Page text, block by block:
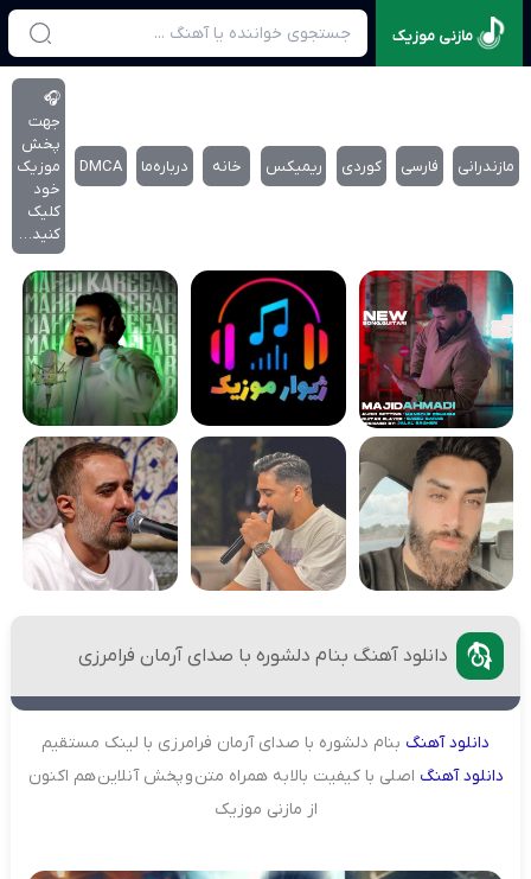
مازنی موزیک
مازندرانی فارسی کوردی ریمیکس خانه درباره‌‌ما DMCA
🎧
جهت
پخش
موزیک
خود
کلیک
کنید…
دانلود آهنگ بنام دلشوره با صدای آرمان فرامرزی
دانلودآهنگ بنام دلشوره با صدای آرمان فرامرزی با لینک مستقیم
دانلودآهنگ اصلی با کیفیت بالا به همراه متن و پخش آنلاین هم اکنون
از مازنی موزیک